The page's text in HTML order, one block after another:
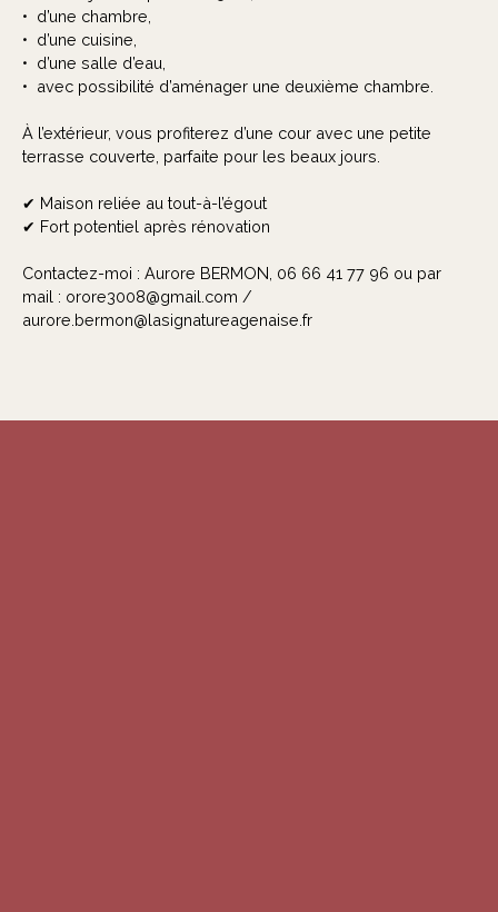
•⁠ ⁠d’une chambre,
•⁠ ⁠d’une cuisine,
•⁠ ⁠d’une salle d’eau,
•⁠ ⁠avec possibilité d’aménager une deuxième chambre.
À l’extérieur, vous profiterez d’une cour avec une petite
terrasse couverte, parfaite pour les beaux jours.
✔ Maison reliée au tout-à-l’égout
✔ Fort potentiel après rénovation
Contactez-moi : Aurore BERMON, 06 66 41 77 96 ou par
mail : orore3008@gmail.com /
aurore.bermon@lasignatureagenaise.fr